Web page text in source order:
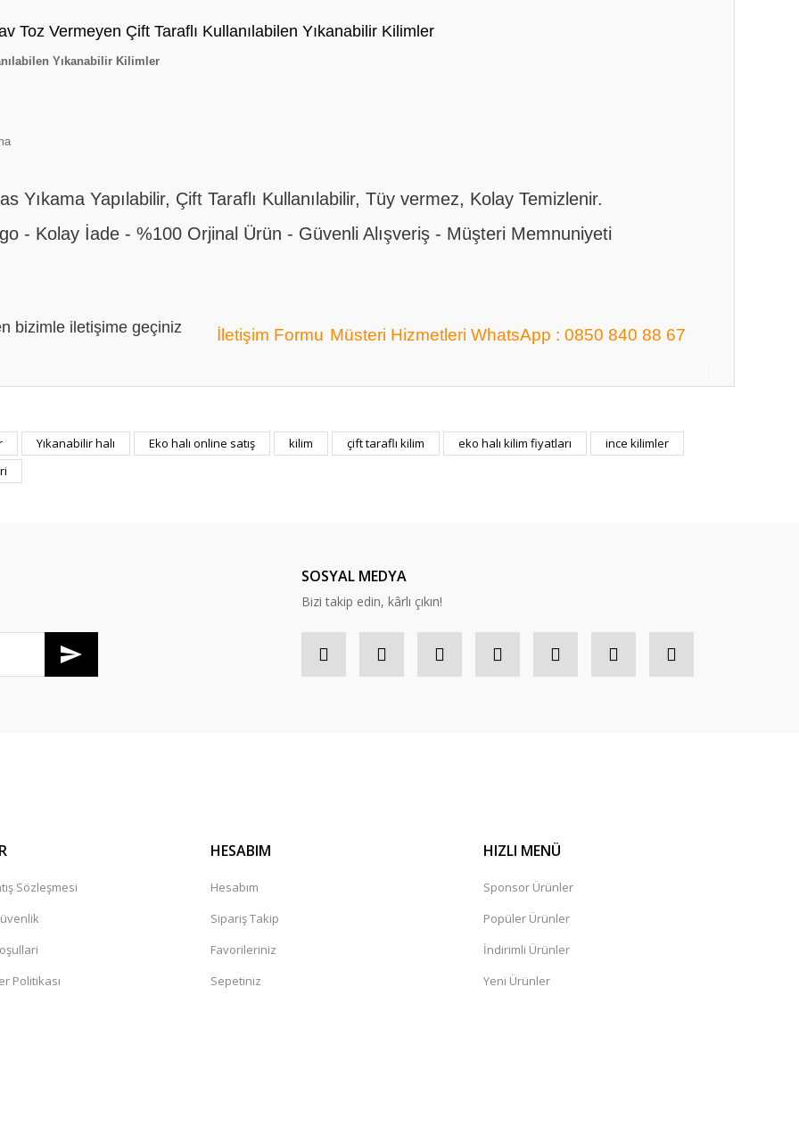
Toz Vermeyen Çift Taraflı Kullanılabilen Yıkanabilir Kilimler
Yıkanabilir Kilimler
Yıkama Yapılabilir, Çift Taraflı Kullanılabilir, Tüy vermez, Kolay Temizlenir.
- Kolay İade - %100 Orjinal Ürün - Güvenli Alışveriş - Müşteri Memnuniyeti
bizimle iletişime geçiniz
İletişim Formu Müsteri Hizmetleri WhatsApp : 0850 840 88 67
Bu ürüne ilk yorumu siz yapın!
Yıkanabilir halı Eko halı online satış kilim çift taraflı kilim eko halı kilim fiyatları
ince kilimler
SOSYAL MEDYA
Bizi takip edin, kârlı çıkın!
Sözleşmesi
Politikası
HESABIM
Hesabım
Sipariş Takip
Favorileriniz
Sepetiniz
HIZLI MENÜ
Sponsor Ürünler
Popüler Ürünler
İndirimli Ürünler
Yeni Ürünler